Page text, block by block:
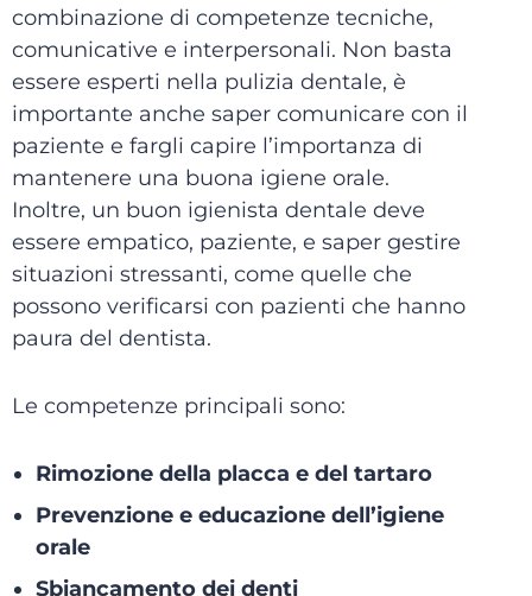
combinazione di competenze tecniche,
comunicative e interpersonali. Non basta
essere esperti nella pulizia dentale, è
importante anche saper comunicare con il
paziente e fargli capire l’importanza di
mantenere una buona igiene orale.
Inoltre, un buon igienista dentale deve
essere empatico, paziente, e saper gestire
situazioni stressanti, come quelle che
possono verificarsi con pazienti che hanno
paura del dentista.
Le competenze principali sono:
Rimozione della placca e del tartaro
Prevenzione e educazione dell’igiene
orale
Sbiancamento dei denti